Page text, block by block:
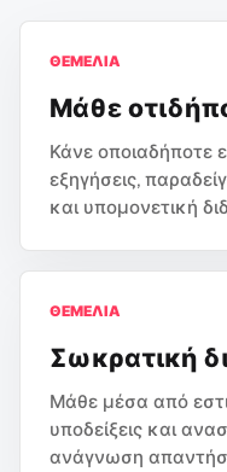
ΘΕΜΈΛΙΑ
Μάθε
Κάνε οποιαδήποτε
εξηγήσεις,
και υπομονετική
ΘΕΜΈΛΙΑ
Σωκρατική
Μάθε μέσα από
υποδείξεις και
ανάγνωση